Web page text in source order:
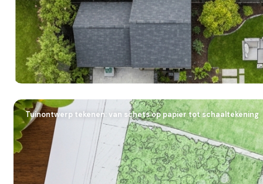
Tuinontwerp tekenen: van schets op papier tot schaaltekening